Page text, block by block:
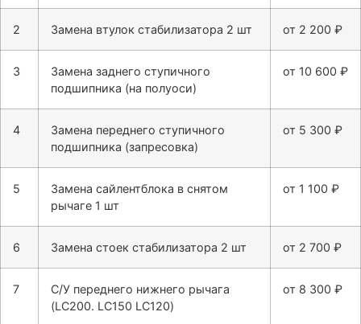
2 Замена втулок стабилизатора 2 шт от 2 200 ₽
3
Замена заднего ступичного
подшипника (на полуоси)
от 10 600 ₽
4
Замена переднего ступичного
подшипника (запресовка)
от 5 300 ₽
5
Замена сайлентблока в снятом
рычаге 1 шт
от 1 100 ₽
6 Замена стоек стабилизатора 2 шт от 2 700 ₽
7
С/У переднего нижнего рычага
(LC200. LC150 LC120)
от 8 300 ₽